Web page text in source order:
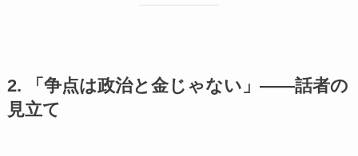
2. 「争点は政治と金じゃない」——話者の
見立て